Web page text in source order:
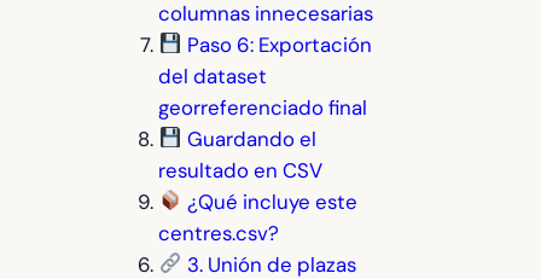
columnas innecesarias
Paso 6: Exportación
del dataset
georreferenciado final
Guardando el
resultado en CSV
¿Qué incluye este
centres.csv?
3. Unión de plazas